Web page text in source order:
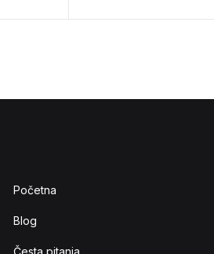
Početna
Blog
Česta pitanja